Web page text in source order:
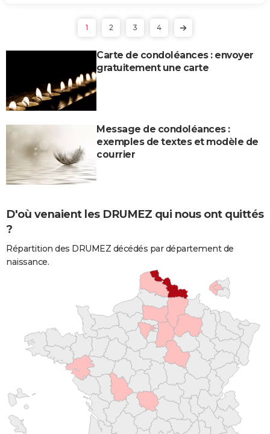
1 2 3 4
Carte de condoléances : envoyer
gratuitement une carte
Message de condoléances :
exemples de textes et modèle de
courrier
D'où venaient les DRUMEZ qui nous ont quittés
?
Répartition des DRUMEZ décédés par département de
naissance.